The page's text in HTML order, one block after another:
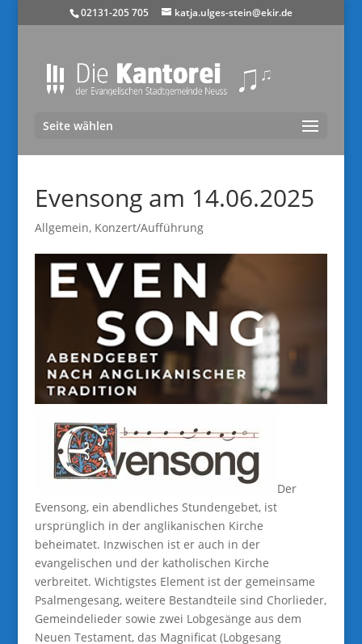
02131-205 705 katja.ulges-stein@ekir.de
Seite wählen
Evensong am 14.06.2025
Allgemein, Konzert/Aufführung
Der
Evensong, ein abendliches Stundengebet, ist
ursprünglich in der anglikanischen Kirche
beheimatet. Inzwischen ist er auch in der
evangelischen und der katholischen Kirche
verbreitet. Wichtigstes Element ist der gemeinsame
Psalmengesang, weitere Bestandteile sind Chorlieder,
Gemeindelieder sowie zwei Lobgesänge aus dem
Neuen Testament, das Magnificat (Lobgesang